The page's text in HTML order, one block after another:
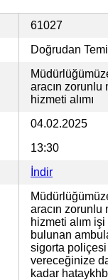
61027
Doğrudan
aracın
hizmeti alımı
04.02.2025
13:30
İndir
aracın
hizmeti alım
bulunan
sigorta
vereceğinize
kadar